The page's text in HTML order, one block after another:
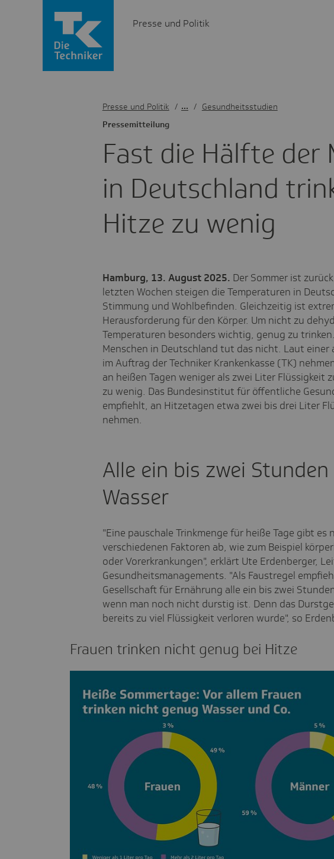
Presse und Politik
Fast die Hälfte der
in Deutsch­land
Hitze zu wenig
Pres­se­mit­tei­lung
Presse und Politik / Gesundheitsstudien
Hamburg, 13. August 2025. Der Sommer ist
letzten Wochen steigen die Temperaturen in
Stimmung und Wohlbefinden. Gleichzeitig ist
Herausforderung für den Körper. Um nicht zu
Temperaturen besonders wichtig, genug zu
Menschen in Deutschland tut das nicht. Laut einer
im Auftrag der Techniker Krankenkasse (TK)
an heißen Tagen weniger als zwei Liter Flüssigkeit
zu wenig. Das Bundesinstitut für öffentliche
empfiehlt, an Hitzetagen etwa zwei bis drei Liter
nehmen.
Alle ein bis zwei Stunden
Wasser
"Eine pauschale Trinkmenge für heiße Tage gibt
verschiedenen Faktoren ab, wie zum Beispiel
oder Vorerkrankungen", erklärt Ute Erdenberger,
Gesundheitsmanagements. "Als Faustregel
Gesellschaft für Ernährung alle ein bis zwei
wenn man noch nicht durstig ist. Denn das
bereits zu viel Flüssigkeit verloren wurde", so
Frauen trinken nicht genug bei Hitze